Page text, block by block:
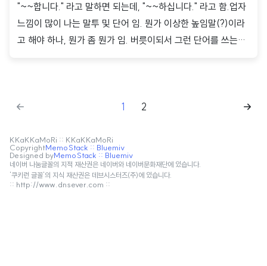
"~~합니다." 라고 말하면 되는데, "~~하십니다." 라고 함.업자
느낌이 많이 나는 말투 및 단어 임. 뭔가 이상한 높임말(?)이라
고 해야 하나, 뭔가 좀 뭔가 임. 버릇이되서 그런 단어를 쓰는게
1 2
KKaKKaMoRi :: KKaKKaMoRi
CopyrightMemoStack :: Bluemiv
Designed byMemoStack :: Bluemiv
네이버 나눔글꼴의 지적 재산권은 네이버와 네이버문화재단에 있습니다.
'쿠키런 글꼴'의 지식 재산권은 데브시스터즈(주)에 있습니다.
:: http://www.dnsever.com ::